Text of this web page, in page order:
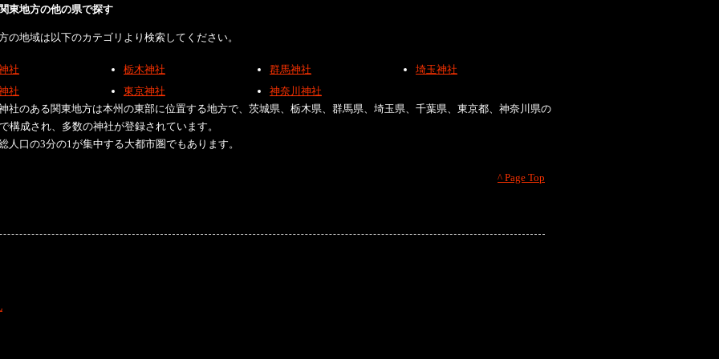
東地方の他の県で探す
の地域は以下のカテゴリより検索してください。
社 栃木神社 群馬神社
埼玉神社
社
東京神社
神奈川神社
社のある関東地方は本州の東部に位置する地方で、茨城県、栃木県、群馬県、埼玉県、千葉県、東京都、神奈川県の
構成され、多数の神社が登録されています。
人口の3分の1が集中する大都市圏でもあります。
^ Page Top